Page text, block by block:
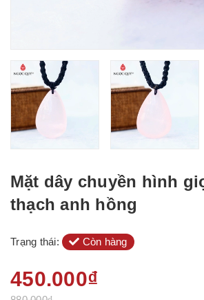
Mặt dây chuyền hình
thạch anh hồng
Trạng thái: Còn hàng
450.000₫